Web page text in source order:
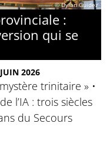
© Dylan Guidez
:
qui se
2026
trinitaire » •
l’IA : trois siècles
du Secours